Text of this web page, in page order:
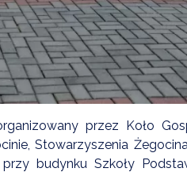
przez Koło
Stowarzyszenia
budynku Szkoły